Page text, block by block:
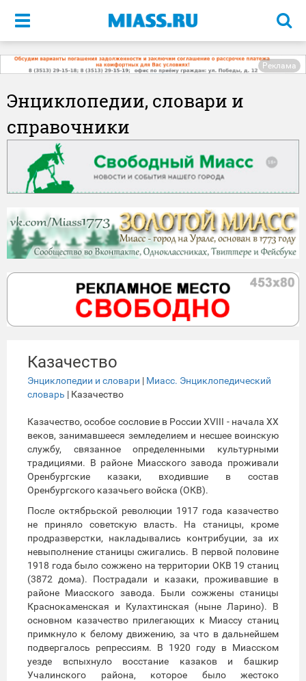
Меню
Реклама
Энциклопедии, словари и
справочники
Казачество
Энциклопедии и словари | Миасс. Энциклопедический
словарь | Казачество
Казачество, особое сословие в России XVIII - начала XX
веков, занимавшееся земледелием и несшее воинскую
службу, связанное определенными культурными
традициями. В районе Миасского завода проживали
Оренбургские казаки, входившие в состав
Оренбургского казачьего войска (ОКВ).
После октябрьской революции 1917 года казачество
не приняло советскую власть. На станицы, кроме
продразверстки, накладывались контрибуции, за их
невыполнение станицы сжигались. В первой половине
1918 года было сожжено на территории ОКВ 19 станиц
(3872 дома). Пострадали и казаки, проживавшие в
районе Миасского завода. Были сожжены станицы
Краснокаменская и Кулахтинская (ныне Ларино). В
основном казачество прилегающих к Миассу станиц
примкнуло к белому движению, за что в дальнейшем
подвергалось репрессиям. В 1920 году в Миасском
уезде вспыхнуло восстание казаков и башкир
Учалинского района, которое было жестоко